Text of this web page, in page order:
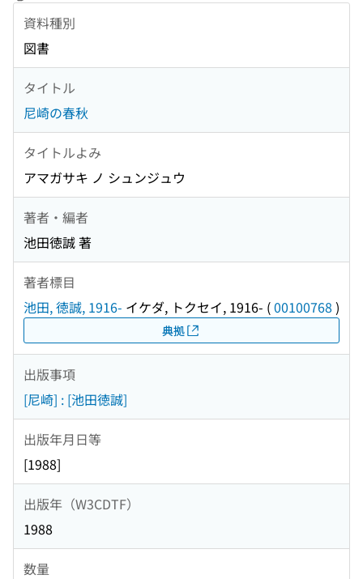
資料種別
図書
タイトル
尼崎の春秋
タイトルよみ
アマガサキ ノ シュンジュウ
著者・編者
池田徳誠 著
著者標目
池田, 徳誠, 1916- イケダ, トクセイ, 1916- (00100768 )
典拠
出版事項
[尼崎] : [池田徳誠]
出版年月日等
[1988]
出版年（W3CDTF）
1988
数量